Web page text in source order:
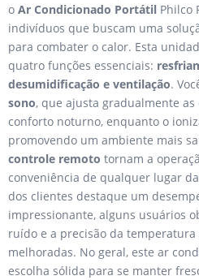
o Ar Condicionado Portátil Philco
indivíduos que buscam uma
para combater o calor. Esta
quatro funções essenciais:
desumidificação e ventilação.
sono, que ajusta gradualmente
conforto noturno, enquanto o
promovendo um ambiente mais
controle remoto tornam a
conveniência de qualquer lugar
dos clientes destaque um
impressionante, alguns usuários
ruído e a precisão da temperatura
melhoradas. No geral, este ar
escolha sólida para se manter